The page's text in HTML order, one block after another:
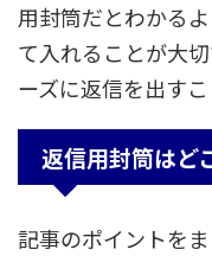
用封筒だとわかる
て入れることが大
ーズに返信を出すこ
返信用封筒はど
記事のポイントをま